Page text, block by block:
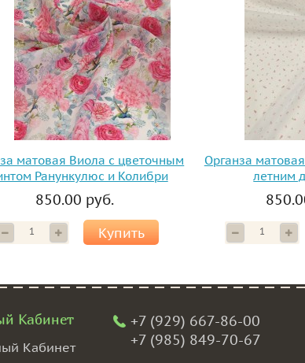
матовая Виола с цветочным
Ранункулюс и Колибри
850.00 руб.
Купить
Органза
летним
Кабинет
Кабинет
+7 (929) 667-86-00
+7 (985) 849-70-67